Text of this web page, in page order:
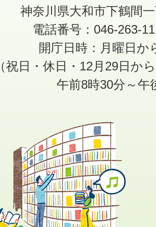
神奈川県大和市下鶴間
電話番号：046-263-
開庁日時：月曜日か
（祝日・休日・12月29日か
午前8時30分～午